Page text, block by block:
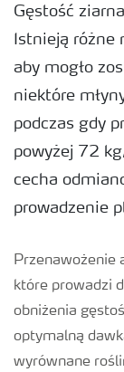
Narzędzia i
Broszury
Gęstość
Istnieją
aby mogło
niektóre
podczas gdy
powyżej 72
cecha
prowadzenie
Przenawożenie
które prowadzi
obniżenia
optymalną
wyrównane